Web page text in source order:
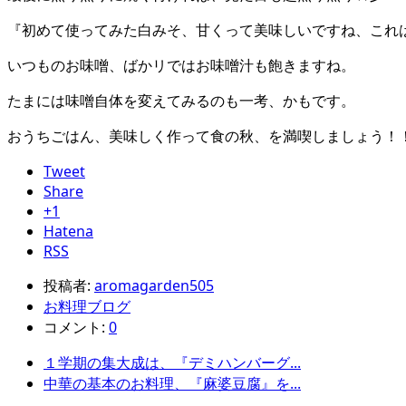
『初めて使ってみた白みそ、甘くって美味しいですね、これ
いつものお味噌、ばかリではお味噌汁も飽きますね。
たまには味噌自体を変えてみるのも一考、かもです。
おうちごはん、美味しく作って食の秋、を満喫しましょう！
Tweet
Share
+1
Hatena
RSS
投稿者: aromagarden505
お料理ブログ
コメント: 0
１学期の集大成は、『デミハンバーグ...
中華の基本のお料理、『麻婆豆腐』を...